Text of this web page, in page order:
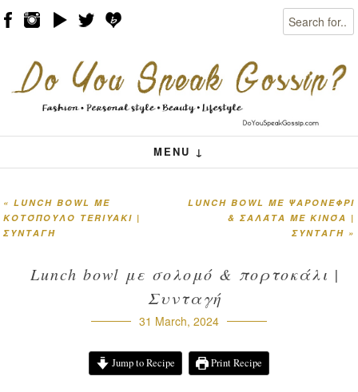
Search
MENU ↓
Menu
Skip to content
Post navigation
LUNCH BOWL ΜΕ ΨΑΡΟΝΈΦΡΙ
& ΣΑΛΆΤΑ ΜΕ ΚΙΝΌΑ |
ΣΥΝΤΑΓΉ »
« LUNCH BOWL ΜΕ
ΚΟΤΌΠΟΥΛΟ TERIYAKI |
ΣΥΝΤΑΓΉ
Lunch bowl με σολομό & πορτοκάλι |
Συνταγή
31 March, 2024
Jump to Recipe Print Recipe